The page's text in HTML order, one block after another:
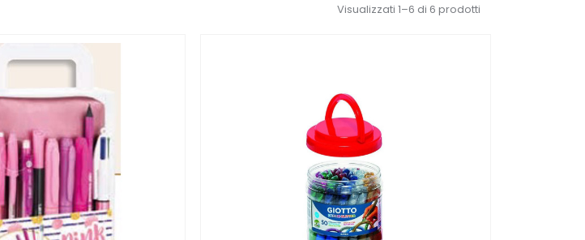
Visualizzati 1–6 di 6 prodotti